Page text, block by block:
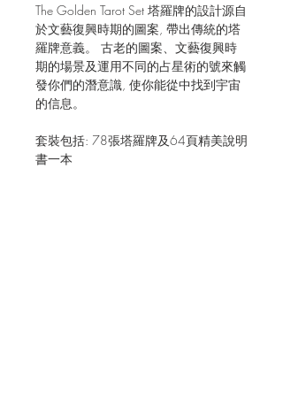
The Golden Tarot Set 塔羅牌的設計源自
於文藝復興時期的圖案, 帶出傳統的塔
羅牌意義。 古老的圖案、文藝復興時
期的場景及運用不同的占星術的號來觸
發你們的潛意識, 使你能從中找到宇宙
的信息。
套裝包括: 78張塔羅牌及64頁精美說明
書一本